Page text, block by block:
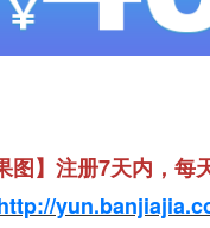
图】注册7天内，